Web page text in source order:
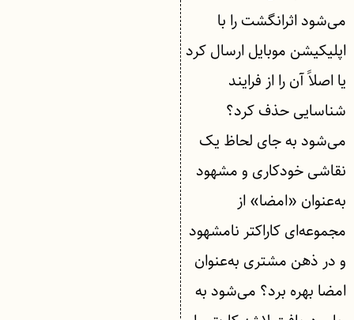
می‌شود اثرانگشت را با
اپلیکیشن موبایل ارسال کرد
یا اصلاً آن را از فرایند
شناسایی حذف کرد؟
می‌شود به جای لحاظ یک
نقاشی خودکاری و مشهود
به‌عنوان «امضا» از
مجموعه‌ای کاراکتر نامشهود
و در ذهن مشتری به‌عنوان
امضا بهره برد؟ می‌شود به